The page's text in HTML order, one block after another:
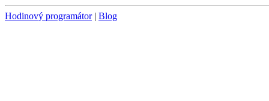
Hodinový programátor| Blog